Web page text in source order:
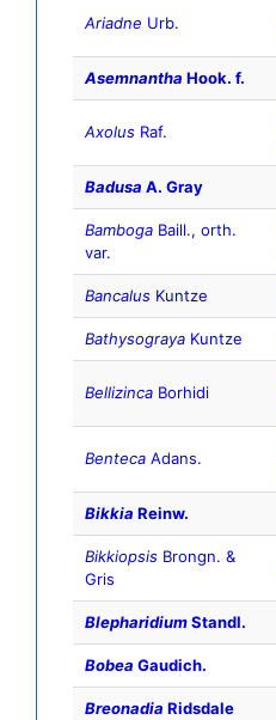
Ariadne Urb.
Asemnantha Hook. f.
Axolus Raf.
Badusa A. Gray
Bamboga Baill., orth.
var.
Bancalus Kuntze
Bathysograya Kuntze
Bellizinca Borhidi
Benteca Adans.
Bikkia Reinw.
Bikkiopsis Brongn. &
Gris
BlepharidiumStandl.
Bobea Gaudich.
Breonadia Ridsdale